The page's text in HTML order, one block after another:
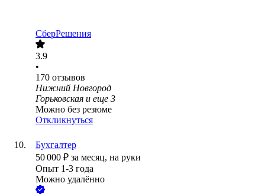
СберРешения
3.9
•
170 отзывов
Нижний Новгород
Горьковская и еще 3
Можно без резюме
Откликнуться
Бухгалтер
50 000 ₽ за месяц, на руки
Опыт 1-3 года
Можно удалённо